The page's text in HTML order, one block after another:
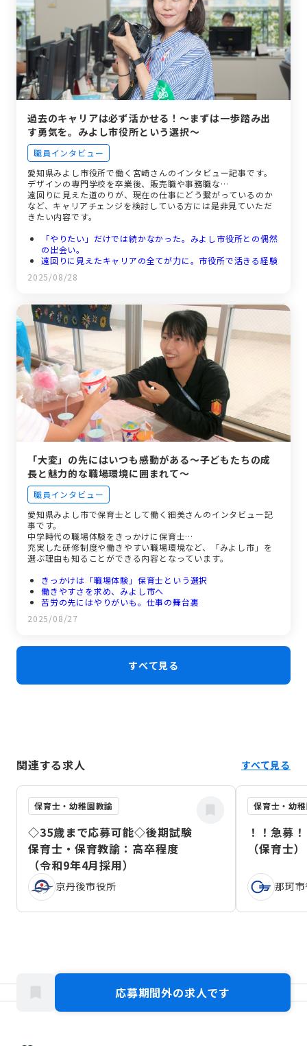
過去のキャリアは必ず活かせる！～まずは一歩踏み出
す勇気を。みよし市役所という選択～
職員インタビュー
愛知県みよし市役所で働く宮崎さんのインタビュー記事です。
デザインの専門学校を卒業後、販売職や事務職な…
遠回りに見えた道のりが、現在の仕事にどう繋がっているのか
など、キャリアチェンジを検討している方には是非見ていただ
きたい内容です。
「やりたい」だけでは続かなかった。みよし市役所との偶然
の出会い。
遠回りに見えたキャリアの全てが力に。市役所で活きる経験
改めて感じる「ワークライフバランス」の大切さ
未来の仲間へ。まずは踏み出してほしい
2025/08/28
「大変」の先にはいつも感動がある～子どもたちの成
長と魅力的な職場環境に囲まれて～
職員インタビュー
愛知県みよし市で保育士として働く細美さんのインタビュー記
事です。
中学時代の職場体験をきっかけに保育士…
充実した研修制度や働きやすい職場環境など、「みよし市」を
選ぶ理由も知ることができる内容となっています。
きっかけは「職場体験」保育士という選択
働きやすさを求め、みよし市へ
苦労の先にはやりがいも。仕事の舞台裏
やりがいは子どもの成長
充実のサポート体制とアットホームな職場環境
2025/08/27
すべて見る
関連する求人 すべて見る
保育士・幼稚園教諭
◇35歳まで応募可能◇後期試験
保育士・保育教諭：高卒程度
（令和9年4月採用）
京丹後市役所
保育士・幼
！！急募
（保育士）
那珂
応募期間外の求人です